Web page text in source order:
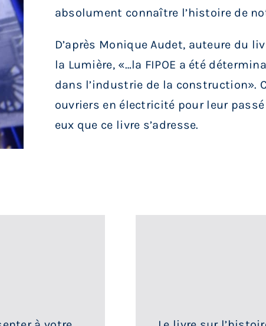
absolument connaître l’histoire de
D’après Monique Audet, auteure du
la Lumière, «…la FIPOE a été
dans l’industrie de la construction».
ouvriers en électricité pour leur
eux que ce livre s’adresse.